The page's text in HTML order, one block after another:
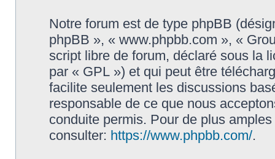
Notre forum est de type phpBB
phpBB », « www.phpbb.com », «
script libre de forum, déclaré sous la
par « GPL ») et qui peut être
facilite seulement les discussions
responsable de ce que nous
conduite permis. Pour de plus
consulter: https://www.phpbb.com/.